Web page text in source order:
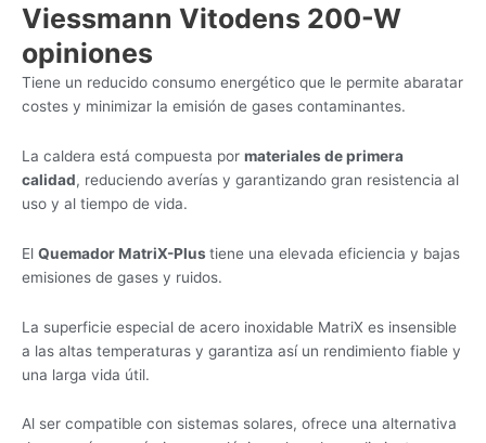
Viessmann Vitodens 200-W
opiniones
Tiene un reducido consumo energético que le permite abaratar
costes y minimizar la emisión de gases contaminantes.
La caldera está compuesta por materiales de primera
calidad, reduciendo averías y garantizando gran resistencia al
uso y al tiempo de vida.
El Quemador MatriX-Plus tiene una elevada eficiencia y bajas
emisiones de gases y ruidos.
La superficie especial de acero inoxidable MatriX es insensible
a las altas temperaturas y garantiza así un rendimiento fiable y
una larga vida útil.
Al ser compatible con sistemas solares, ofrece una alternativa